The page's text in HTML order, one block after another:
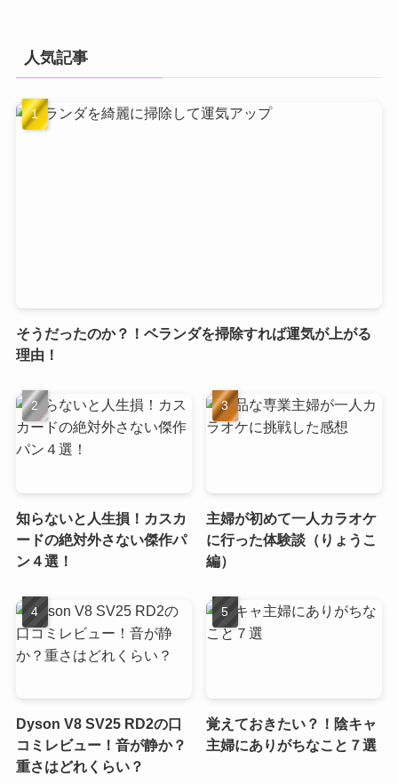
人気記事
そうだったのか？！ベランダを掃除すれば運気が上がる
理由！
知らないと人生損！カスカ
ードの絶対外さない傑作パ
ン４選！
主婦が初めて一人カラオケ
に行った体験談（りょうこ
編）
Dyson V8 SV25 RD2の口
コミレビュー！音が静か？
重さはどれくらい？
覚えておきたい？！陰キャ
主婦にありがちなこと７選